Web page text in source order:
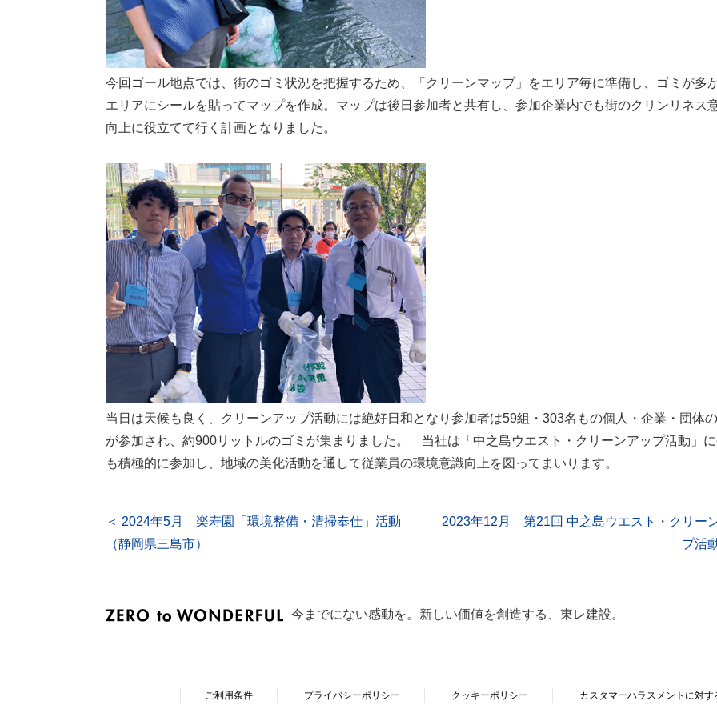
今回ゴール地点では、街のゴミ状況を把握するため、「クリーンマップ」をエリア毎に準備し、ゴミが多
エリアにシールを貼ってマップを作成。マップは後日参加者と共有し、参加企業内でも街のクリンリネス
向上に役立てて行く計画となりました。
当日は天候も良く、クリーンアップ活動には絶好日和となり参加者は59組・303名もの個人・企業・団体
が参加され、約900リットルのゴミが集まりました。 当社は「中之島ウエスト・クリーンアップ活動」
も積極的に参加し、地域の美化活動を通して従業員の環境意識向上を図ってまいります。
＜ 2024年5月 楽寿園「環境整備・清掃奉仕」活動
（静岡県三島市）
2023年12月 第21回 中之島ウエスト・クリー
プ活
今までにない感動を。新しい価値を創造する、東レ建設。
ご利用条件 プライバシーポリシー クッキーポリシー カスタマーハラスメントに対す